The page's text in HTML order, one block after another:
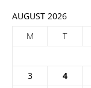
AUGUST 2026
M
T
3
4